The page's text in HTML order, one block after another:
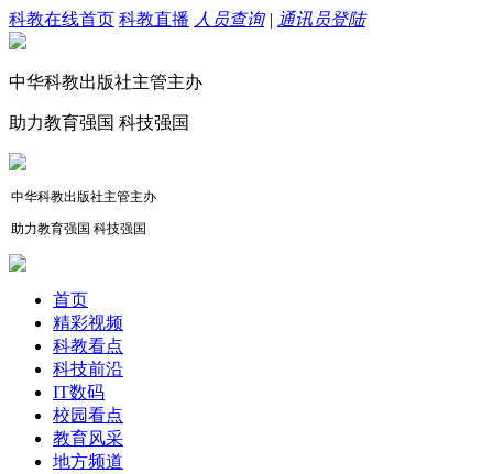
科教在线首页 科教直播 人员查询| 通讯员登陆
中华科教出版社主管主办
助力教育强国 科技强国
中华科教出版社主管主办
助力教育强国 科技强国
首页
精彩视频
科教看点
科技前沿
IT数码
校园看点
教育风采
地方频道